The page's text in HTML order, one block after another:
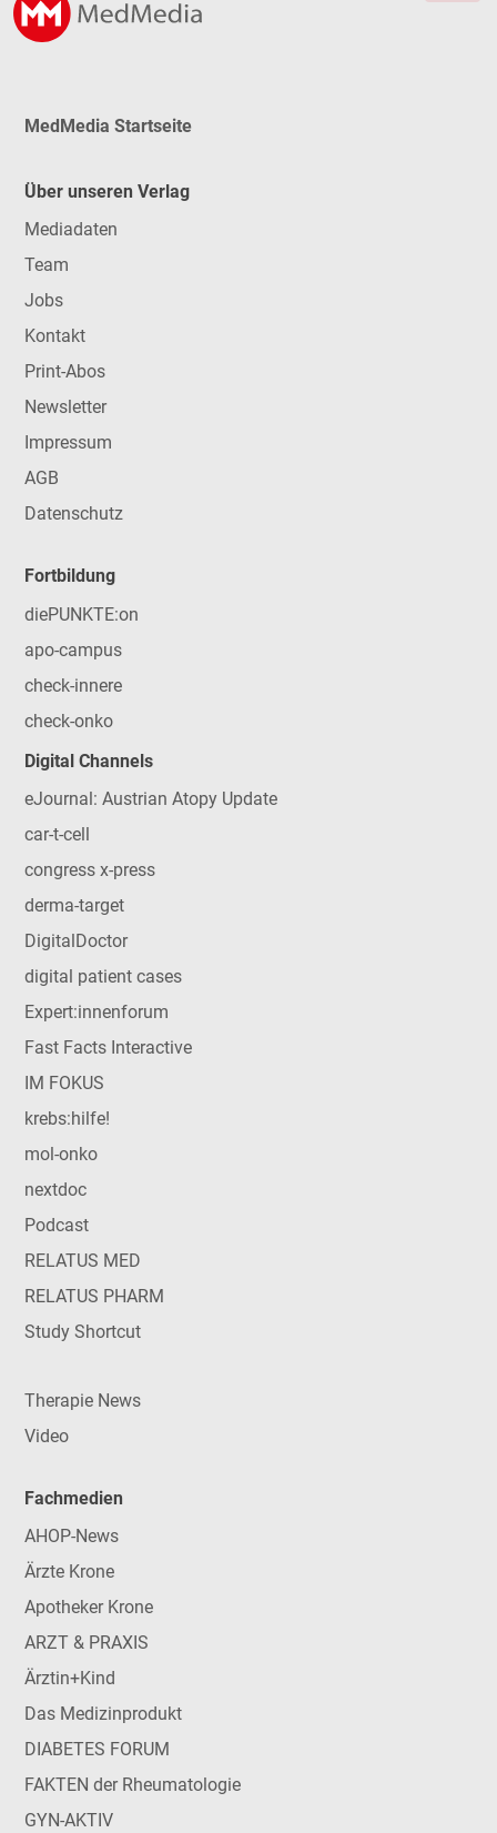
MedMedia Startseite
Über unseren Verlag
Mediadaten
Team
Jobs
Kontakt
Print-Abos
Newsletter
Impressum
AGB
Datenschutz
Fortbildung
diePUNKTE:on
apo-campus
check-innere
check-onko
Digital Channels
eJournal: Austrian Atopy Update
car-t-cell
congress x-press
derma-target
DigitalDoctor
digital patient cases
Expert:innenforum
Fast Facts Interactive
IM FOKUS
krebs:hilfe!
mol-onko
nextdoc
Podcast
RELATUS MED
RELATUS PHARM
Study Shortcut
Therapie News
Video
Fachmedien
AHOP-News
Ärzte Krone
Apotheker Krone
ARZT & PRAXIS
Ärztin+Kind
Das Medizinprodukt
DIABETES FORUM
FAKTEN der Rheumatologie
GYN-AKTIV